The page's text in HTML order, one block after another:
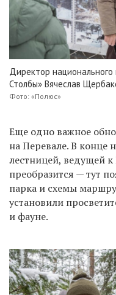
Директор национального
Столбы» Вячеслав
Фото: «Полюс»
Еще одно важное
на Перевале. В конце
лестницей, ведущей
преобразится — тут
парка и схемы
установили
и фауне.